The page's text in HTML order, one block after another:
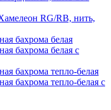
RG/RB, нить,
бахрома белая
бахрома белая с
бахрома тепло-белая
бахрома тепло-белая с